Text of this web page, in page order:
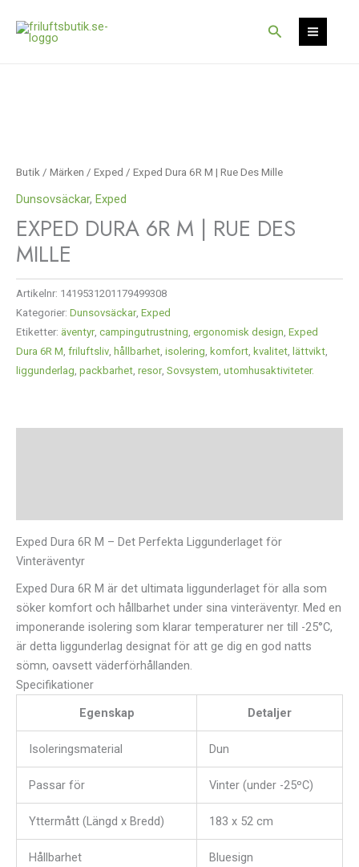
Sök
Butik / Märken / Exped / Exped Dura 6R M | Rue Des Mille
Dunsovsäckar, Exped
EXPED DURA 6R M | RUE DES
MILLE
Artikelnr: 1419531201179499308
Kategorier: Dunsovsäckar, Exped
Etiketter: äventyr, campingutrustning, ergonomisk design, Exped
Dura 6R M, friluftsliv, hållbarhet, isolering, komfort, kvalitet, lättvikt,
liggunderlag, packbarhet, resor, Sovsystem, utomhusaktiviteter.
Exped Dura 6R M – Det Perfekta Liggunderlaget för
Vinteräventyr
Exped Dura 6R M är det ultimata liggunderlaget för alla som
söker komfort och hållbarhet under sina vinteräventyr. Med en
imponerande isolering som klarar temperaturer ner till -25°C,
är detta liggunderlag designat för att ge dig en god natts
sömn, oavsett väderförhållanden.
Specifikationer
Egenskap
Detaljer
Isoleringsmaterial Dun
Passar för Vinter (under -25ºC)
Yttermått (Längd x Bredd) 183 x 52 cm
Hållbarhet Bluesign